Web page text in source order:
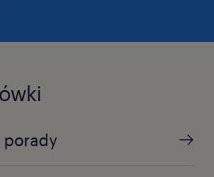
porady